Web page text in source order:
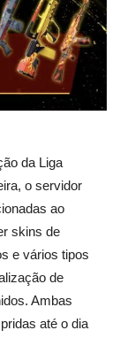
da Liga
o servidor
ao
skins de
e vários tipos
de
Ambas
até o dia